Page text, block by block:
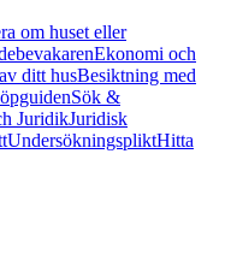
om huset eller
Ekonomi och
ditt husBesiktning med
Sök &
JuridikJuridisk
UndersökningspliktHitta